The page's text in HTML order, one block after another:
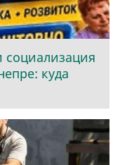
социализация
куда